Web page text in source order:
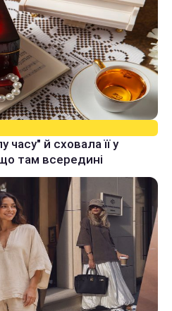
часу" й сховала її у
там всередині